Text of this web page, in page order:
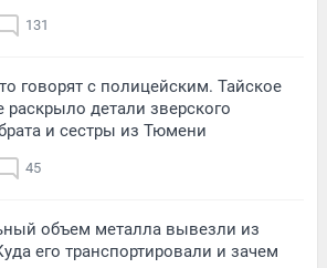
131
говорят с полицейским. Тайское
раскрыло детали зверского
и сестры из Тюмени
45
объем металла вывезли из
его транспортировали и зачем